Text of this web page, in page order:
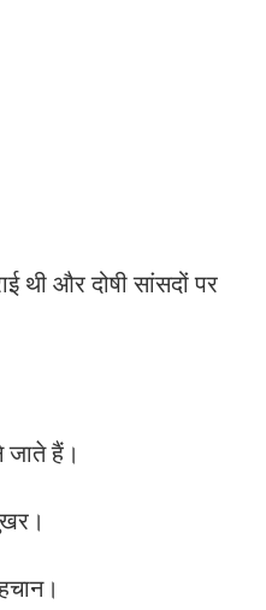
और दोषी सांसदों पर
जाते हैं।